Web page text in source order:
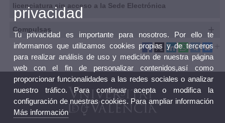
licenciatura sin acceso a la Sede Electrónica
Compulsas
privacidad
Tu privacidad es importante para nosotros. Por ello te
informamos que utilizamos cookies propias y de terceros
para realizar análisis de uso y medición de nuestra página
web con el fin de personalizar contenidos,así como
proporcionar funcionalidades a las redes sociales o analizar
nuestro tráfico. Para continuar acepta o modifica la
configuración de nuestras cookies. Para ampliar información
Más información